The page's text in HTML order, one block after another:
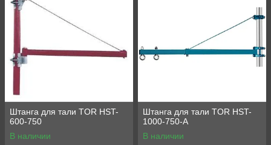
Штанга для тали TOR HST-
600-750
В наличии
Штанга для тали TOR HST-
1000-750-A
В наличии